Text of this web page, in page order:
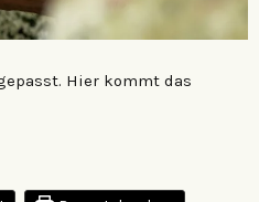
Hier kommt das